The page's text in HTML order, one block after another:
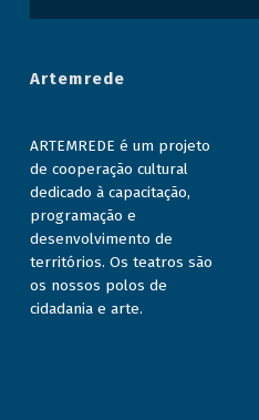
Artemrede
ARTEMREDE é um projeto
de cooperação cultural
dedicado à capacitação,
programação e
desenvolvimento de
territórios. Os teatros são
os nossos polos de
cidadania e arte.